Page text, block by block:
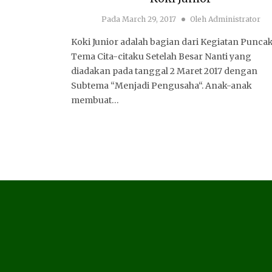
PadaMarch 29, 2017 Oleh Administrator
Koki Junior adalah bagian dari Kegiatan
Tema Cita-citaku Setelah Besar Nanti yang
diadakan pada tanggal 2 Maret 2017 dengan
Subtema “Menjadi Pengusaha“. Anak-anak
membuat…